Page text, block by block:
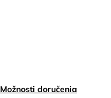
Možnosti doručenia